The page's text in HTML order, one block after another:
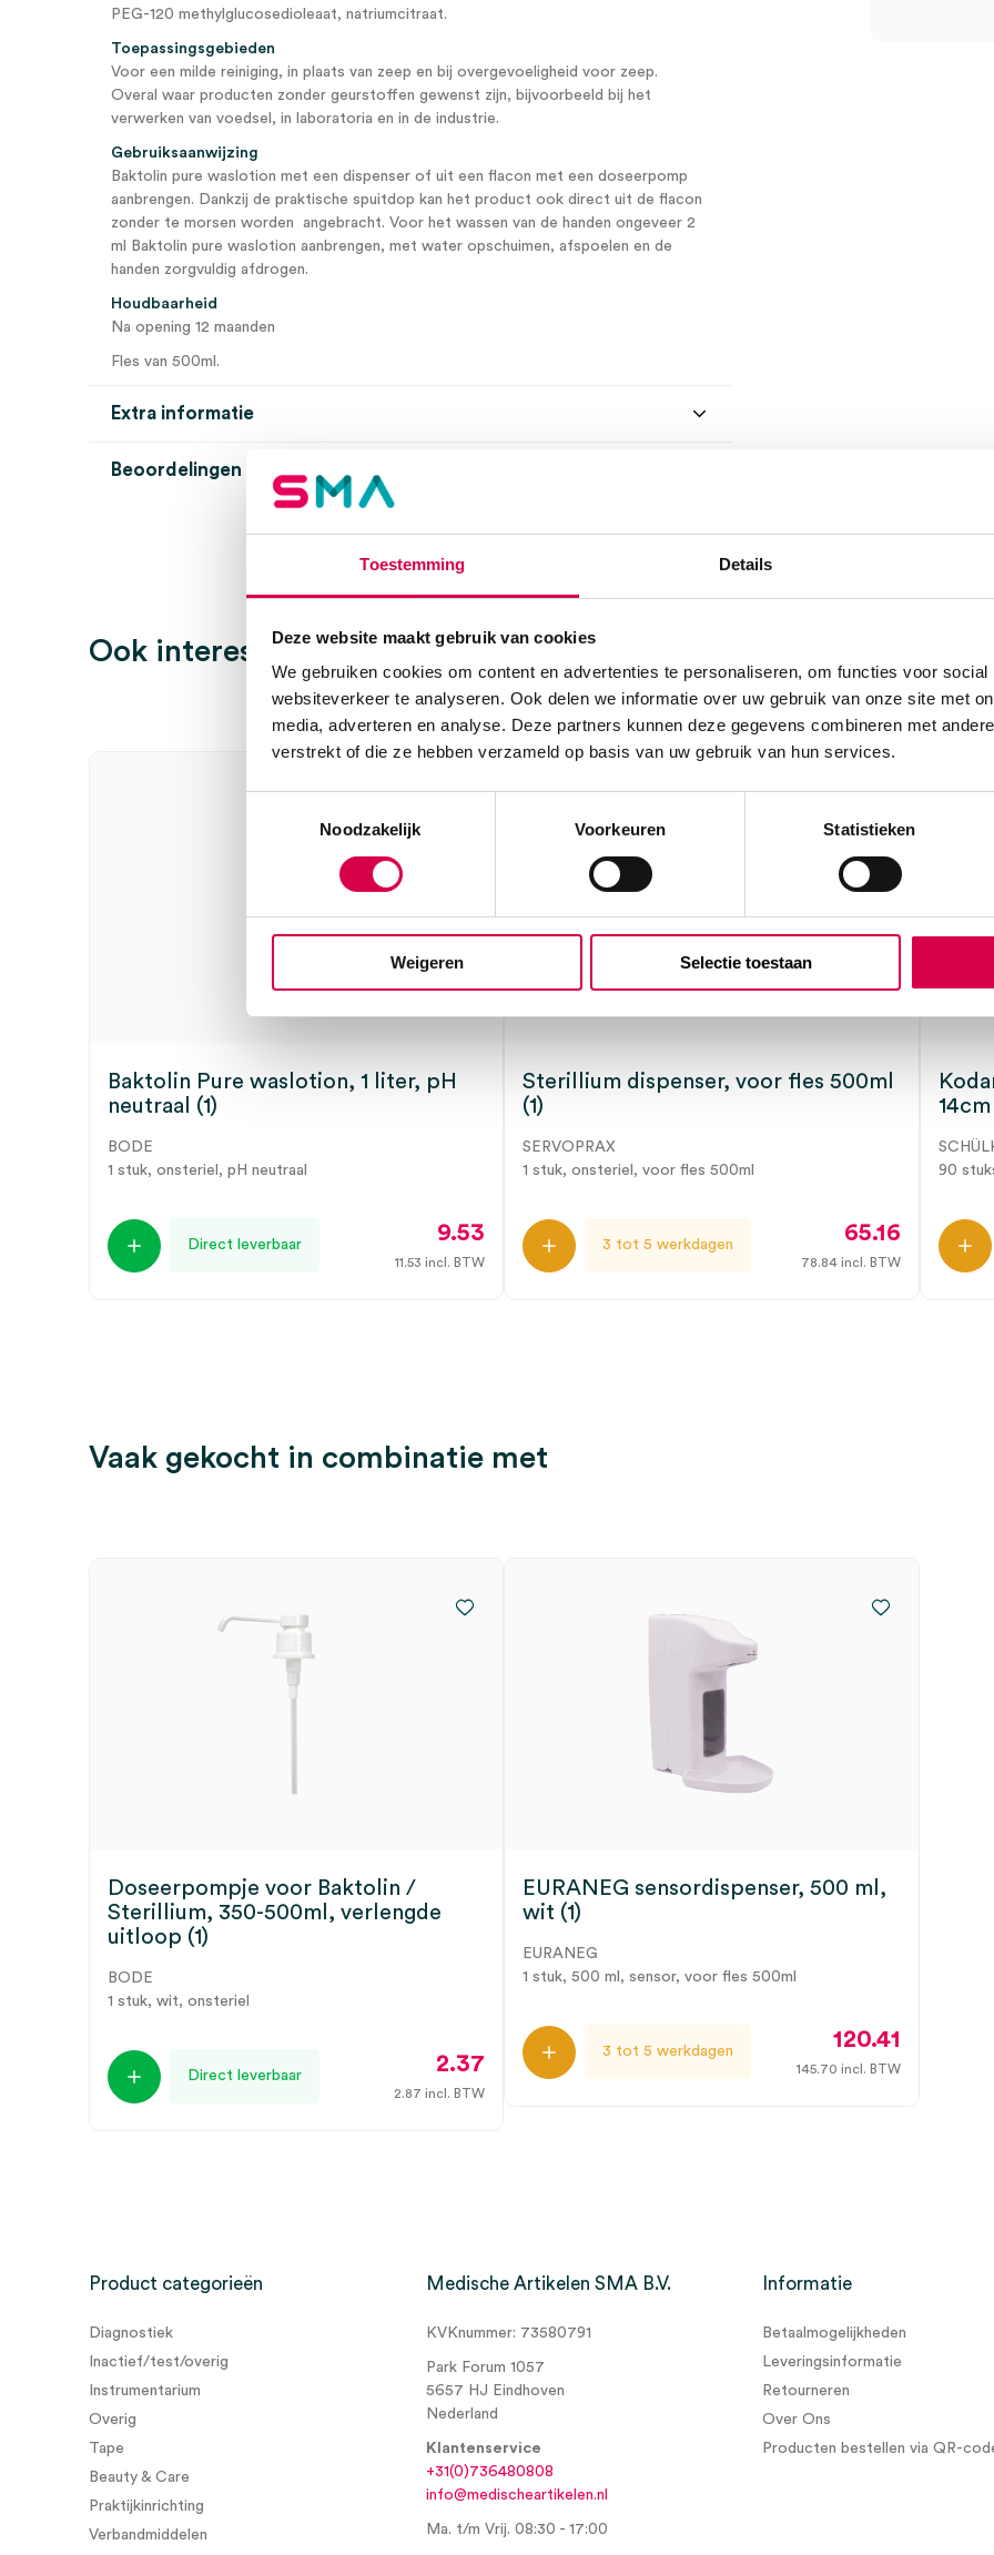
Toestemming Details
Deze website maakt gebruik van cookies
We gebruiken cookies om content en advertenties te personaliseren, om functies voor
websiteverkeer te analyseren. Ook delen we informatie over uw gebruik van onze site met
media, adverteren en analyse. Deze partners kunnen deze gegevens combineren met
verstrekt of die ze hebben verzameld op basis van uw gebruik van hun services.
Noodzakelijk
Voorkeuren Statistieken
Weigeren Selectie toestaan
PEG-120 methylglucosedioleaat, natriumcitraat.
Toepassingsgebieden
Voor een milde reiniging, in plaats van zeep en bij overgevoeligheid voor zeep.
Overal waar producten zonder geurstoffen gewenst zijn, bijvoorbeeld bij het
verwerken van voedsel, in laboratoria en in de industrie.
Gebruiksaanwijzing
Baktolin pure waslotion met een dispenser of uit een flacon met een doseerpomp
aanbrengen. Dankzij de praktische spuitdop kan het product ook direct uit de flacon
zonder te morsen worden angebracht. Voor het wassen van de handen ongeveer 2
ml Baktolin pure waslotion aanbrengen, met water opschuimen, afspoelen en de
handen zorgvuldig afdrogen.
Houdbaarheid
Na opening 12 maanden
Fles van 500ml.
Extra informatie
1 stuk
Beoordelingen (0)
Beoordelingen
Wees de eerste om “Baktolin Pure waslotion, 500ml, pH neutraal (1)” te
om een beoordeling te plaatsen.
Ook interessant
Baktolin Pure waslotion, 1 liter, pH
neutraal (1)
BODE
1 stuk, onsteriel, pH neutraal
Direct leverbaar 9.53
11.53 incl. BTW
Sterillium dispenser, voor fles 500ml
(1)
SERVOPRAX
1 stuk, onsteriel, voor fles 500ml
3 tot 5 werkdagen 65.16
78.84incl. BTW
90
Vaak gekocht in combinatie met
Doseerpompje voor Baktolin /
Sterillium, 350-500ml, verlengde
uitloop (1)
BODE
1 stuk, wit, onsteriel
Direct leverbaar 2.37
2.87 incl. BTW
EURANEG sensordispenser, 500 ml,
wit (1)
EURANEG
1 stuk, 500 ml, sensor, voor fles 500ml
3 tot 5 werkdagen 120.41
145.70 incl. BTW
Product categorieën
Diagnostiek
Inactief/test/overig
Instrumentarium
Overig
Tape
Beauty & Care
Praktijkinrichting
Verbandmiddelen
Medische Artikelen SMA B.V.
KVKnummer: 73580791
Park Forum 1057
5657 HJ Eindhoven
Nederland
Klantenservice
+31(0)736480808
info@medischeartikelen.nl
Ma. t/m Vrij. 08:30 - 17:00
Informatie
Betaalmogelijkheden
Leveringsinformatie
Retourneren
Over Ons
Producten bestellen via QR-